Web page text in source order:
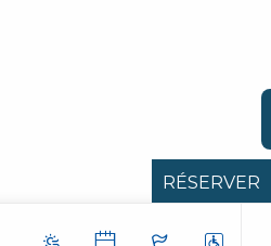
RÉSERVER